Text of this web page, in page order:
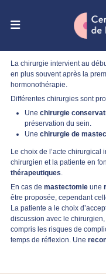
Ouvrir le menu de
La chirurgie intervient au
en plus souvent après la
hormonothérapie.
Différentes chirurgies sont
Une chirurgie
préservation du sein.
Une chirurgie de
Le choix de l’acte chirurgical
chirurgien et la patiente en
thérapeutiques
En cas de mastectomie une
être proposée, cependant
La patiente a le choix
discussion avec le
compris les risques de
temps de réflexion. Une